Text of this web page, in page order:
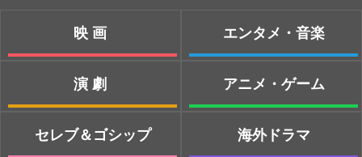
映画
演劇
セレブ＆ゴシップ
エンタメ・音楽
アニメ・ゲーム
海外ドラマ